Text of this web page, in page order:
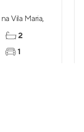
na Vila Maria,
2
1